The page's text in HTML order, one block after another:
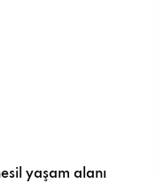
yaşam alanı